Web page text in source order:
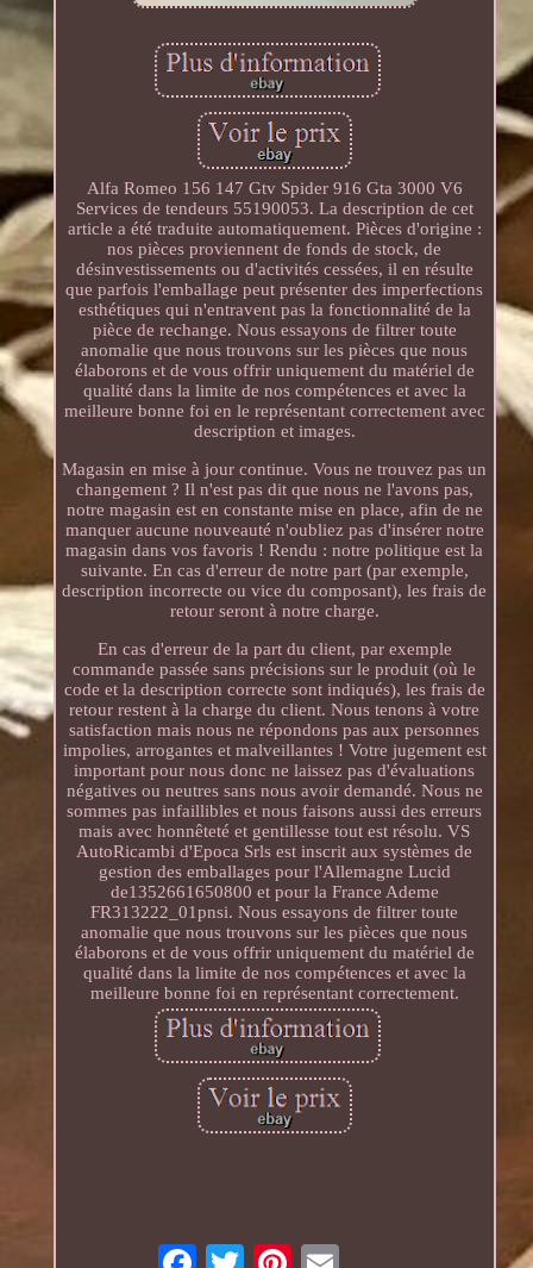
Alfa Romeo 156 147 Gtv Spider 916 Gta 3000 V6
Services de tendeurs 55190053. La description de cet
article a été traduite automatiquement. Pièces d'origine :
nos pièces proviennent de fonds de stock, de
désinvestissements ou d'activités cessées, il en résulte
que parfois l'emballage peut présenter des imperfections
esthétiques qui n'entravent pas la fonctionnalité de la
pièce de rechange. Nous essayons de filtrer toute
anomalie que nous trouvons sur les pièces que nous
élaborons et de vous offrir uniquement du matériel de
qualité dans la limite de nos compétences et avec la
meilleure bonne foi en le représentant correctement avec
description et images.
Magasin en mise à jour continue. Vous ne trouvez pas un
changement ? Il n'est pas dit que nous ne l'avons pas,
notre magasin est en constante mise en place, afin de ne
manquer aucune nouveauté n'oubliez pas d'insérer notre
magasin dans vos favoris ! Rendu : notre politique est la
suivante. En cas d'erreur de notre part (par exemple,
description incorrecte ou vice du composant), les frais de
retour seront à notre charge.
En cas d'erreur de la part du client, par exemple
commande passée sans précisions sur le produit (où le
code et la description correcte sont indiqués), les frais de
retour restent à la charge du client. Nous tenons à votre
satisfaction mais nous ne répondons pas aux personnes
impolies, arrogantes et malveillantes ! Votre jugement est
important pour nous donc ne laissez pas d'évaluations
négatives ou neutres sans nous avoir demandé. Nous ne
sommes pas infaillibles et nous faisons aussi des erreurs
mais avec honnêteté et gentillesse tout est résolu. VS
AutoRicambi d'Epoca Srls est inscrit aux systèmes de
gestion des emballages pour l'Allemagne Lucid
de1352661650800 et pour la France Ademe
FR313222_01pnsi. Nous essayons de filtrer toute
anomalie que nous trouvons sur les pièces que nous
élaborons et de vous offrir uniquement du matériel de
qualité dans la limite de nos compétences et avec la
meilleure bonne foi en représentant correctement.